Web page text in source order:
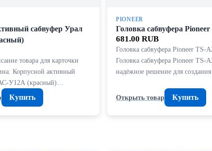
сабвуфер Урал
товара для карточки
Корпусной активный
У12А (красный)…
Купить
PIONEER
Головка сабвуфера
681.00 RUB
Головка сабвуфера Pioneer TS-
Головка сабвуфера Pioneer TS-
надёжное решение для
Открыть товар Купить